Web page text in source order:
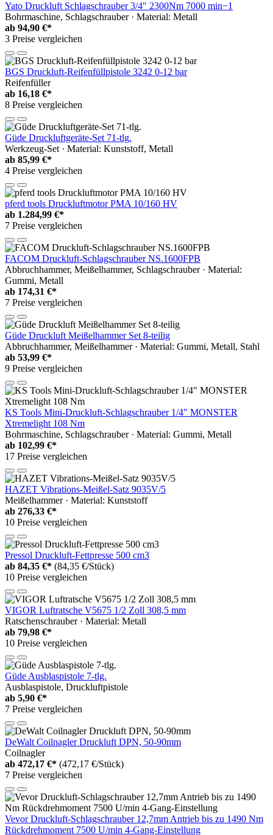
Yato Druckluft Schlagschrauber 3/4" 2300Nm 7000 min−1
Bohrmaschine, Schlagschrauber · Material: Metall
ab 94,90 €*
3 Preise vergleichen
BGS Druckluft-Reifenfüllpistole 3242 0-12 bar
Reifenfüller
ab 16,18 €*
8 Preise vergleichen
Güde Druckluftgeräte-Set 71-tlg.
Werkzeug-Set · Material: Kunststoff, Metall
ab 85,99 €*
4 Preise vergleichen
pferd tools Druckluftmotor PMA 10/160 HV
ab 1.284,99 €*
7 Preise vergleichen
FACOM Druckluft-Schlagschrauber NS.1600FPB
Abbruchhammer, Meißelhammer, Schlagschrauber · Material:
Gummi, Metall
ab 174,31 €*
7 Preise vergleichen
Güde Druckluft Meißelhammer Set 8-teilig
Abbruchhammer, Meißelhammer · Material: Gummi, Metall, Stahl
ab 53,99 €*
9 Preise vergleichen
KS Tools Mini-Druckluft-Schlagschrauber 1/4" MONSTER
Xtremelight 108 Nm
Bohrmaschine, Schlagschrauber · Material: Gummi, Metall
ab 102,99 €*
17 Preise vergleichen
HAZET Vibrations-Meißel-Satz 9035V/5
Meißelhammer · Material: Kunststoff
ab 276,33 €*
10 Preise vergleichen
Pressol Druckluft-Fettpresse 500 cm3
ab 84,35 €* (84,35 €/Stück)
10 Preise vergleichen
VIGOR Luftratsche V5675 1/2 Zoll 308,5 mm
Ratschenschrauber · Material: Metall
ab 79,98 €*
10 Preise vergleichen
Güde Ausblaspistole 7-tlg.
Ausblaspistole, Druckluftpistole
ab 5,90 €*
7 Preise vergleichen
DeWalt Coilnagler Druckluft DPN, 50-90mm
Coilnagler
ab 472,17 €* (472,17 €/Stück)
7 Preise vergleichen
Vevor Druckluft-Schlagschrauber 12,7mm Antrieb bis zu 1490 Nm
Rückdrehmoment 7500 U/min 4-Gang-Einstellung